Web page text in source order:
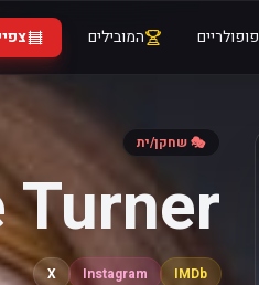
פופולריים המובילים
🎭 שחקן/ית
Turner
IMDb
Instagram
X